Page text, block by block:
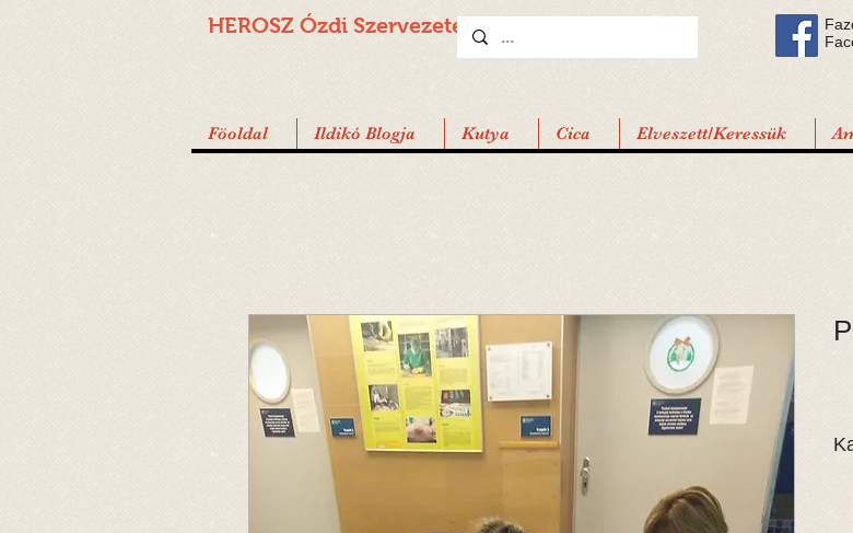
HEROSZ Ózdi Szervezete
Föoldal Ildikó Blogja Kutya Cica Elveszett/Keressük